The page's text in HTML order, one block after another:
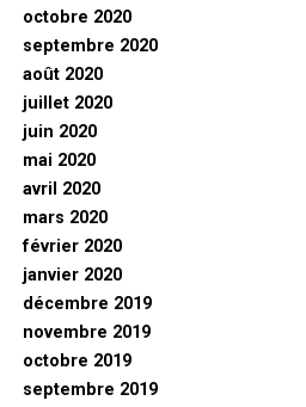
octobre 2020
septembre 2020
août 2020
juillet 2020
juin 2020
mai 2020
avril 2020
mars 2020
février 2020
janvier 2020
décembre 2019
novembre 2019
octobre 2019
septembre 2019